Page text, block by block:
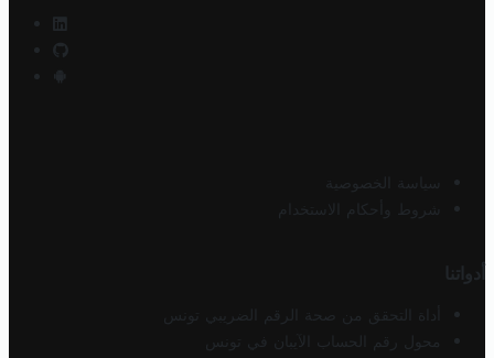
سياسة الخصوصية
شروط وأحكام الاستخدام
أدواتنا
أداة التحقق من صحة الرقم الضريبي تونس
محول رقم الحساب الآيبان في تونس